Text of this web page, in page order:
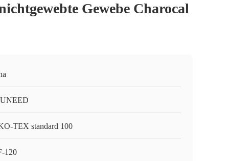
Gewebe Charocal
TEX standard 100
120